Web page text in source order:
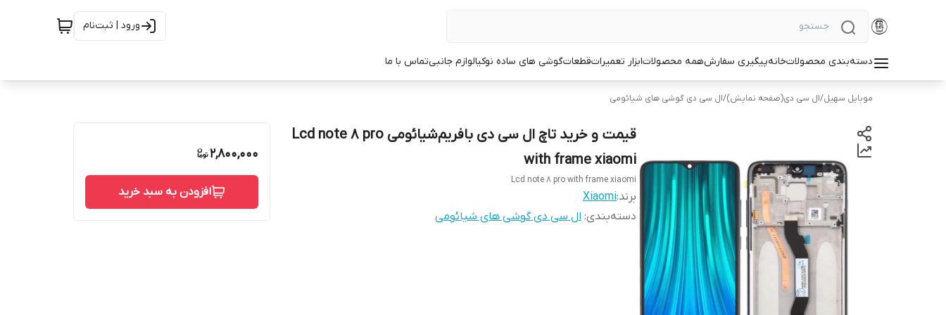
ورود | ثبت‌نام
دسته‌بندی محصولاتخانهپیگیری سفارشهمه محصولاتابزار تعمیراتقطعاتگوشی های ساده نوکیالوازم جانبیتماس با ما
موبایل سهیل/ال سی دی(صفحه نمایش)/ال سی دی گوشی های شیائومی
قیمت و خرید تاچ ال سی دی بافریم‌شیائومی‌ Lcd note 8 pro
with frame xiaomi
Lcd note 8 pro with frame xiaomi
برند:Xiaomi
دسته‌بندی: ال سی دی گوشی های شیائومی
2,800,000
افزودن به سبد خرید